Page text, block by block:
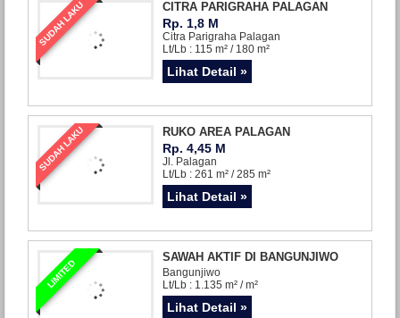
SUDAH LAKU CITRA PARIGRAHA PALAGAN
Rp. 1,8 M
Citra Parigraha Palagan
Lt/Lb : 115 m² / 180 m²
Lihat Detail »
SUDAH LAKU RUKO AREA PALAGAN
Rp. 4,45 M
Jl. Palagan
Lt/Lb : 261 m² / 285 m²
Lihat Detail »
LIMITED
SAWAH AKTIF DI BANGUNJIWO
Bangunjiwo
Lt/Lb : 1.135 m² / m²
Lihat Detail »